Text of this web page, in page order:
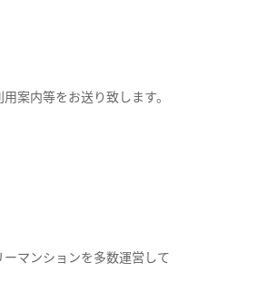
案内等をお送り致します。
マンションを多数運営して